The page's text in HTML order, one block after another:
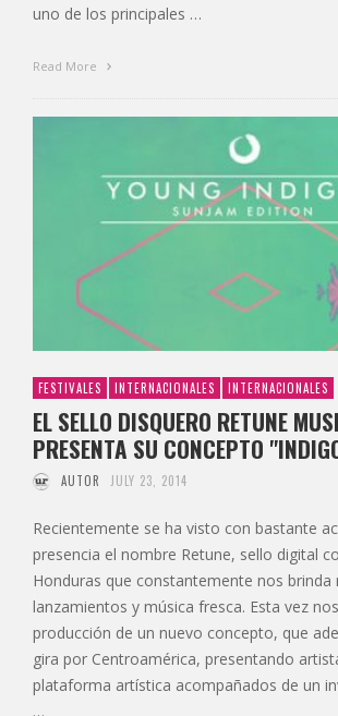
uno de los principales …
Read More
FESTIVALES INTERNACIONALES INTERNACIONALES
EL SELLO DISQUERO RETUNE
PRESENTA SU CONCEPTO
AUTOR JULY 23, 2014
Recientemente se ha visto con bastante
presencia el nombre Retune, sello digital
Honduras que constantemente nos brinda
lanzamientos y música fresca. Esta vez
producción de un nuevo concepto, que
gira por Centroamérica, presentando
plataforma artística acompañados de un
…